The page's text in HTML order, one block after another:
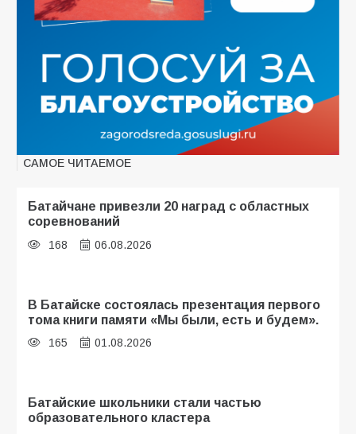
САМОЕ ЧИТАЕМОЕ
Батайчане привезли 20 наград с областных
соревнований
168 06.08.2026
В Батайске состоялась презентация первого
тома книги памяти «Мы были, есть и будем».
165 01.08.2026
Батайские школьники стали частью
образовательного кластера